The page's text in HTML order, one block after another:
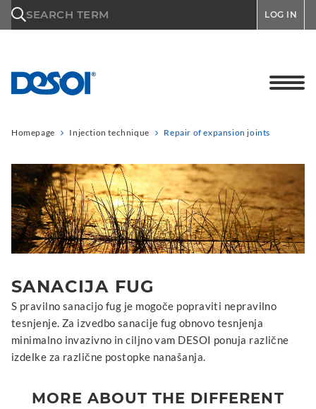
SEARCH TERM LOG IN
Homepage Injection technique Repair of expansion joints
SANACIJA FUG
S pravilno sanacijo fug je mogoče popraviti nepravilno
tesnjenje. Za izvedbo sanacije fug obnovo tesnjenja
minimalno invazivno in ciljno vam DESOI ponuja različne
izdelke za različne postopke nanašanja.
MORE ABOUT THE DIFFERENT